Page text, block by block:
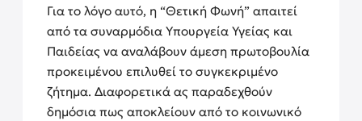
Για το λόγο αυτό, η “Θετική Φωνή” απαιτεί
από τα συναρμόδια Υπουργεία Υγείας και
Παιδείας να αναλάβουν άμεση πρωτοβουλία
προκειμένου επιλυθεί το συγκεκριμένο
ζήτημα. Διαφορετικά ας παραδεχθούν
δημόσια πως αποκλείουν από το κοινωνικό